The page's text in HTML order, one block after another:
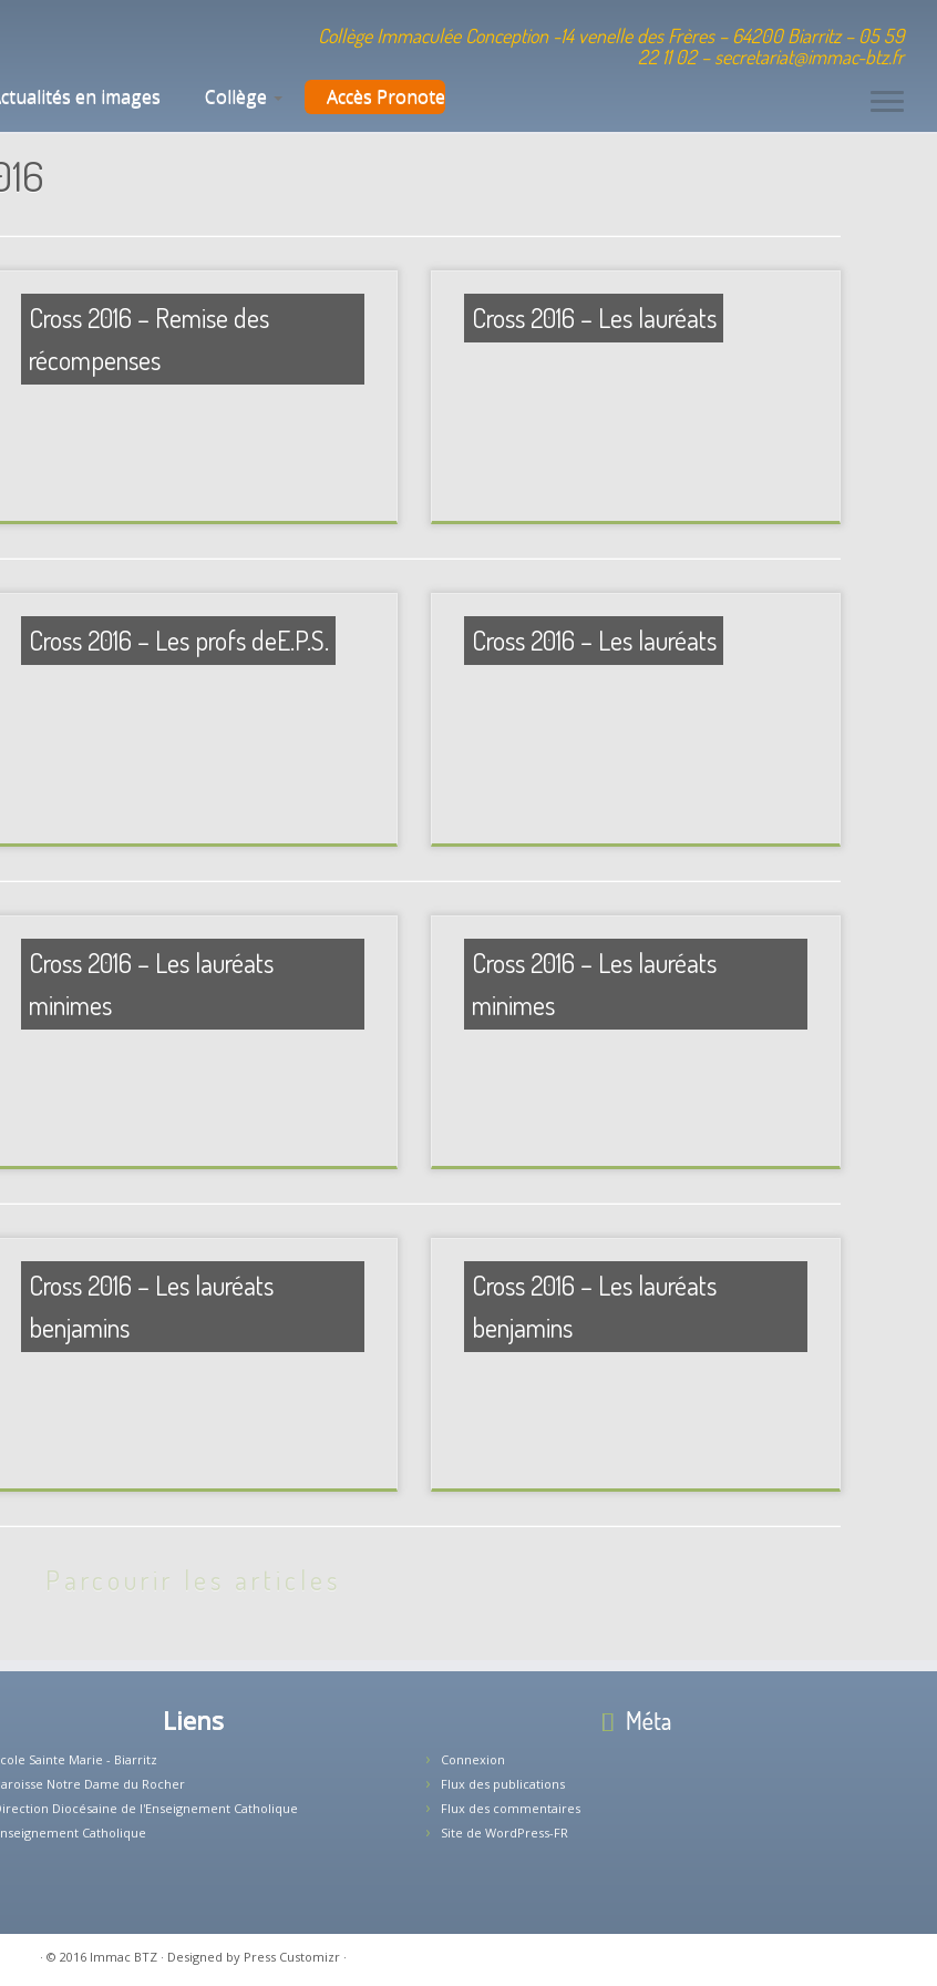
Collège Immaculée Conception -14 venelle des Frères – 64200 Biarritz – 05 59
22 11 02 – secretariat@immac-btz.fr
en images Collège Accès Pronote
Cross 2016 – Remise des
récompenses
Cross 2016 – Les lauréats
Cross 2016 – Les profs deE.P.S. Cross 2016 – Les lauréats
Cross 2016 – Les lauréats
minimes
Cross 2016 – Les lauréats
minimes
Cross 2016 – Les lauréats
benjamins
Cross 2016 – Les lauréats
benjamins
Parcourir les articles
Liens
Sainte Marie - Biarritz
Notre Dame du Rocher
Diocésaine de l'Enseignement Catholique
Catholique
Méta
Connexion
Flux des publications
Flux des commentaires
Site de WordPress-FR
· © 2016 Immac BTZ· Designed by Press Customizr·